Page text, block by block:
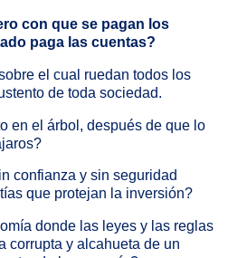
con que se pagan los
paga las cuentas?
el cual ruedan todos los
de toda sociedad.
en el árbol, después de que lo
confianza y sin seguridad
que protejan la inversión?
donde las leyes y las reglas
corrupta y alcahueta de un